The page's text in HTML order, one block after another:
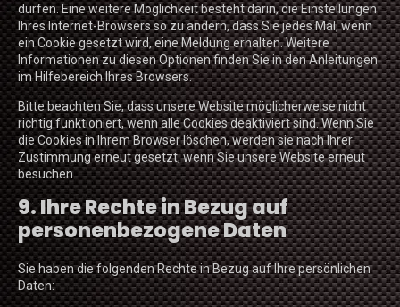
dürfen. Eine weitere Möglichkeit besteht darin, die Einstellungen
Ihres Internet-Browsers so zu ändern, dass Sie jedes Mal, wenn
ein Cookie gesetzt wird, eine Meldung erhalten. Weitere
Informationen zu diesen Optionen finden Sie in den Anleitungen
im Hilfebereich Ihres Browsers.
Bitte beachten Sie, dass unsere Website möglicherweise nicht
richtig funktioniert, wenn alle Cookies deaktiviert sind. Wenn Sie
die Cookies in Ihrem Browser löschen, werden sie nach Ihrer
Zustimmung erneut gesetzt, wenn Sie unsere Website erneut
besuchen.
9. Ihre Rechte in Bezug auf
personenbezogene Daten
Sie haben die folgenden Rechte in Bezug auf Ihre persönlichen
Daten: